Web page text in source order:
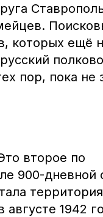
которых ещё
пор, пока не
второе по
900-дневной
августе 1942